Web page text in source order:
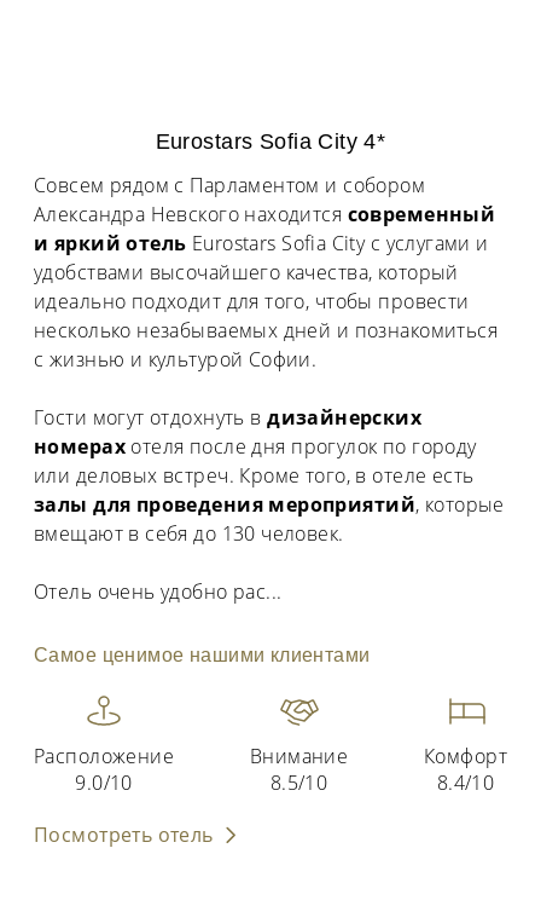
Eurostars Sofia City 4*
Совсем рядом с Парламентом и собором
Александра Невского находится современный
и яркий отель Eurostars Sofia City с услугами и
удобствами высочайшего качества, который
идеально подходит для того, чтобы провести
несколько незабываемых дней и познакомиться
с жизнью и культурой Софии.
Гости могут отдохнуть вдизайнерских
номерахотеля после дня прогулок по городу
или деловых встреч. Кроме того, в отеле есть
залы для проведения мероприятий, которые
вмещают в себя до 130 человек.
Отель очень удобно рас...
Самое ценимое нашими клиентами
Расположение
9.0/10
Внимание
8.5/10
Комфорт
8.4/10
Посмотреть отель